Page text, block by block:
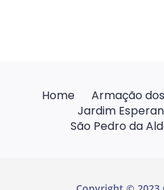
Home Armação
Jardim
São Pedro da